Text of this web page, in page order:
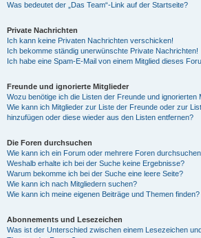
Was bedeutet der „Das Team“-Link auf der Startseite?
Private Nachrichten
Ich kann keine Privaten Nachrichten verschicken!
Ich bekomme ständig unerwünschte Private Nachrichten!
Ich habe eine Spam-E-Mail von einem Mitglied dieses
Freunde und ignorierte Mitglieder
Wozu benötige ich die Listen der Freunde und ignorierten
Wie kann ich Mitglieder zur Liste der Freunde oder zur
hinzufügen oder diese wieder aus den Listen entfernen?
Die Foren durchsuchen
Wie kann ich ein Forum oder mehrere Foren
Weshalb erhalte ich bei der Suche keine Ergebnisse?
Warum bekomme ich bei der Suche eine leere Seite?
Wie kann ich nach Mitgliedern suchen?
Wie kann ich meine eigenen Beiträge und Themen finden?
Abonnements und Lesezeichen
Was ist der Unterschied zwischen einem Lesezeichen